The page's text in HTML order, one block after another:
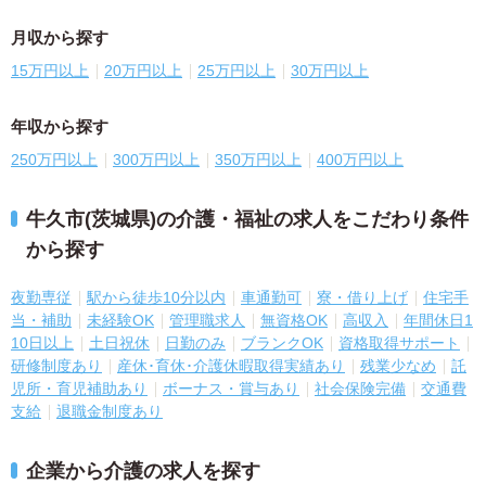
月収から探す
15万円以上 20万円以上 25万円以上 30万円以上
年収から探す
250万円以上 300万円以上 350万円以上 400万円以上
牛久市(茨城県)の介護・福祉の求人をこだわり条件
から探す
夜勤専従 駅から徒歩10分以内 車通勤可 寮・借り上げ
住宅手
当・補助
未経験OK 管理職求人 無資格OK 高収入
年間休日1
10日以上
土日祝休 日勤のみ ブランクOK
資格取得サポート
研修制度あり
産休･育休･介護休暇取得実績あり 残業少なめ
託
児所・育児補助あり
ボーナス・賞与あり 社会保険完備
交通費
支給
退職金制度あり
企業から介護の求人を探す